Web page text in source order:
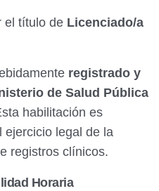
el título de Licenciado/a
registrado y
de Salud Pública
habilitación es
ejercicio legal de la
registros clínicos.
Horaria